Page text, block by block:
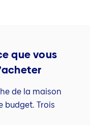
que vous
de la maison
budget. Trois